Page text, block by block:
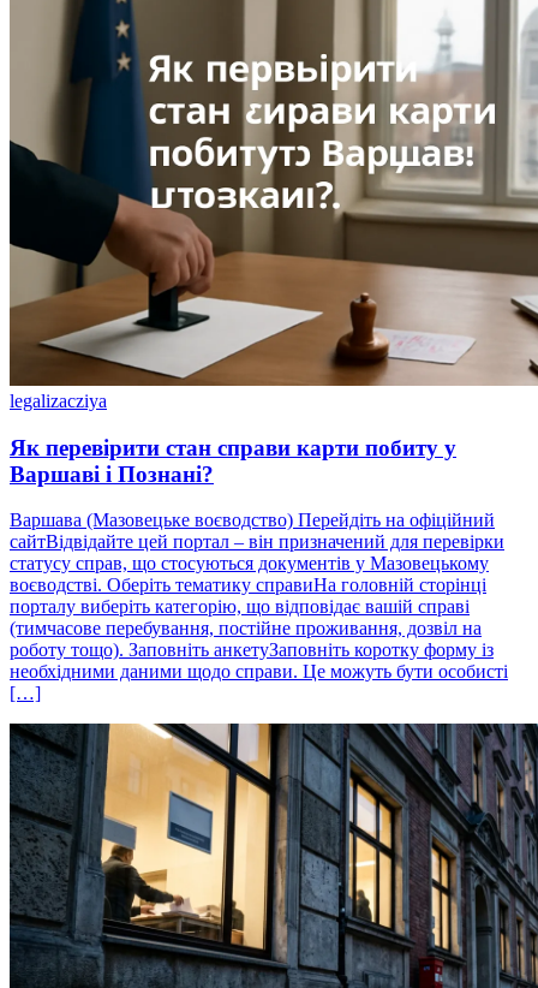
legalizacziya
Як перевірити стан справи карти побиту у
Варшаві і Познані?
Варшава (Мазовецьке воєводство) Перейдіть на офіційний
сайтВідвідайте цей портал – він призначений для перевірки
статусу справ, що стосуються документів у Мазовецькому
воєводстві. Оберіть тематику справиНа головній сторінці
порталу виберіть категорію, що відповідає вашій справі
(тимчасове перебування, постійне проживання, дозвіл на
роботу тощо). Заповніть анкетуЗаповніть коротку форму із
необхідними даними щодо справи. Це можуть бути особисті
[…]